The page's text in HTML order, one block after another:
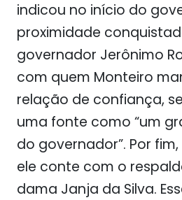
indicou no início do
proximidade
governador Jerônimo
com quem Monteiro
relação de confiança,
uma fonte como “um
do governador”. Por
ele conte com o
dama Janja da Silva.